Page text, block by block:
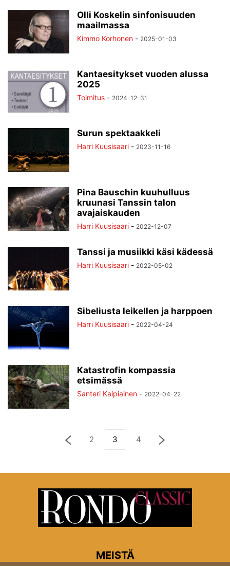
Olli Koskelin sinfonisuuden
maailmassa
Kimmo Korhonen - 2025-01-03
Kantaesitykset vuoden alussa
2025
Toimitus - 2024-12-31
Surun spektaakkeli
Harri Kuusisaari - 2023-11-16
Pina Bauschin kuuhulluus
kruunasi Tanssin talon
avajaiskauden
Harri Kuusisaari - 2022-12-07
Tanssi ja musiikki käsi kädessä
Harri Kuusisaari - 2022-05-02
Sibeliusta leikellen ja harppoen
Harri Kuusisaari - 2022-04-24
Katastrofin kompassia
etsimässä
Santeri Kaipiainen - 2022-04-22
2 3 4
MEISTÄ